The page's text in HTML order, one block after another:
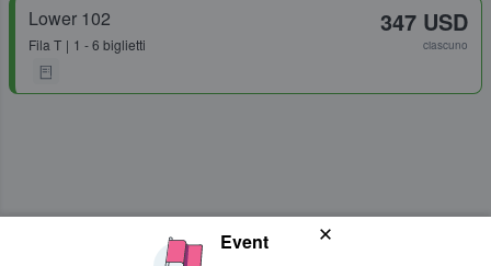
Lower 102
Fila T 1 - 6 biglietti
347 USD
ciascuno
Event